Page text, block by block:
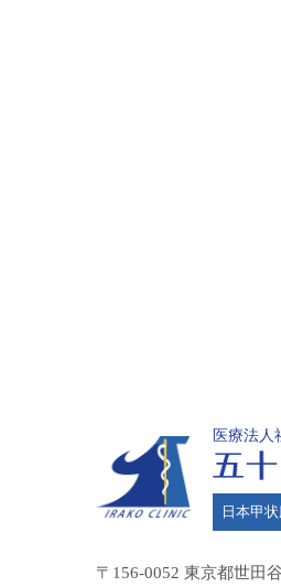
医療法人
日本甲
〒156-0052 東京都世田